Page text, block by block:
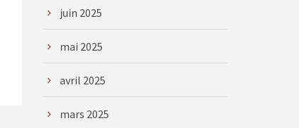
juin 2025
mai 2025
avril 2025
mars 2025